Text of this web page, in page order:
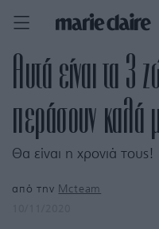
Αυτά είναι τα 3
περάσουν καλά
Θα είναι η χρονιά τους!
από την Mcteam